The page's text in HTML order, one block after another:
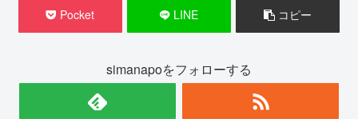
Pocket LINE コピー
simanapoをフォローする